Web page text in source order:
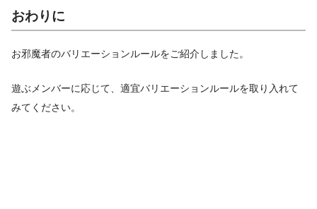
おわりに
お邪魔者のバリエーションルールをご紹介しました。
遊ぶメンバーに応じて、適宜バリエーションルールを取り入れて
みてください。